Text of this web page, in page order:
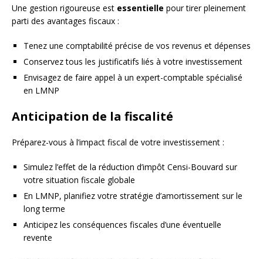
Une gestion rigoureuse est essentielle pour tirer pleinement
parti des avantages fiscaux :
Tenez une comptabilité précise de vos revenus et dépenses
Conservez tous les justificatifs liés à votre investissement
Envisagez de faire appel à un expert-comptable spécialisé
en LMNP
Anticipation de la fiscalité
Préparez-vous à l’impact fiscal de votre investissement :
Simulez l’effet de la réduction d’impôt Censi-Bouvard sur
votre situation fiscale globale
En LMNP, planifiez votre stratégie d’amortissement sur le
long terme
Anticipez les conséquences fiscales d’une éventuelle
revente